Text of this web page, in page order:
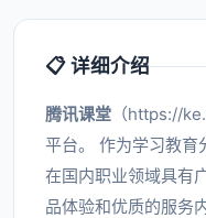
📋 详细介绍
腾讯课堂 （https://
平台。 作为学习教育
在国内职业领域具有
品体验和优质的服务